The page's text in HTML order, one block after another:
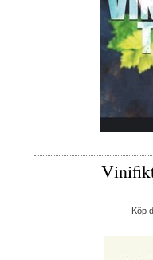
Köp